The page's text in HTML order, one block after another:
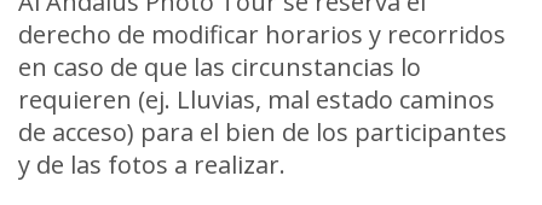
derecho de modificar horarios y recorridos
en caso de que las circunstancias lo
requieren (ej. Lluvias, mal estado caminos
de acceso) para el bien de los participantes
y de las fotos a realizar.